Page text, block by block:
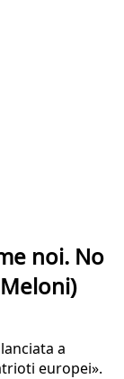
noi. No
a
europei».